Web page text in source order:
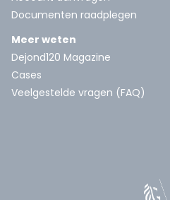
Documenten raadplegen
Meer weten
Dejond120 Magazine
Cases
Veelgestelde vragen (FAQ)